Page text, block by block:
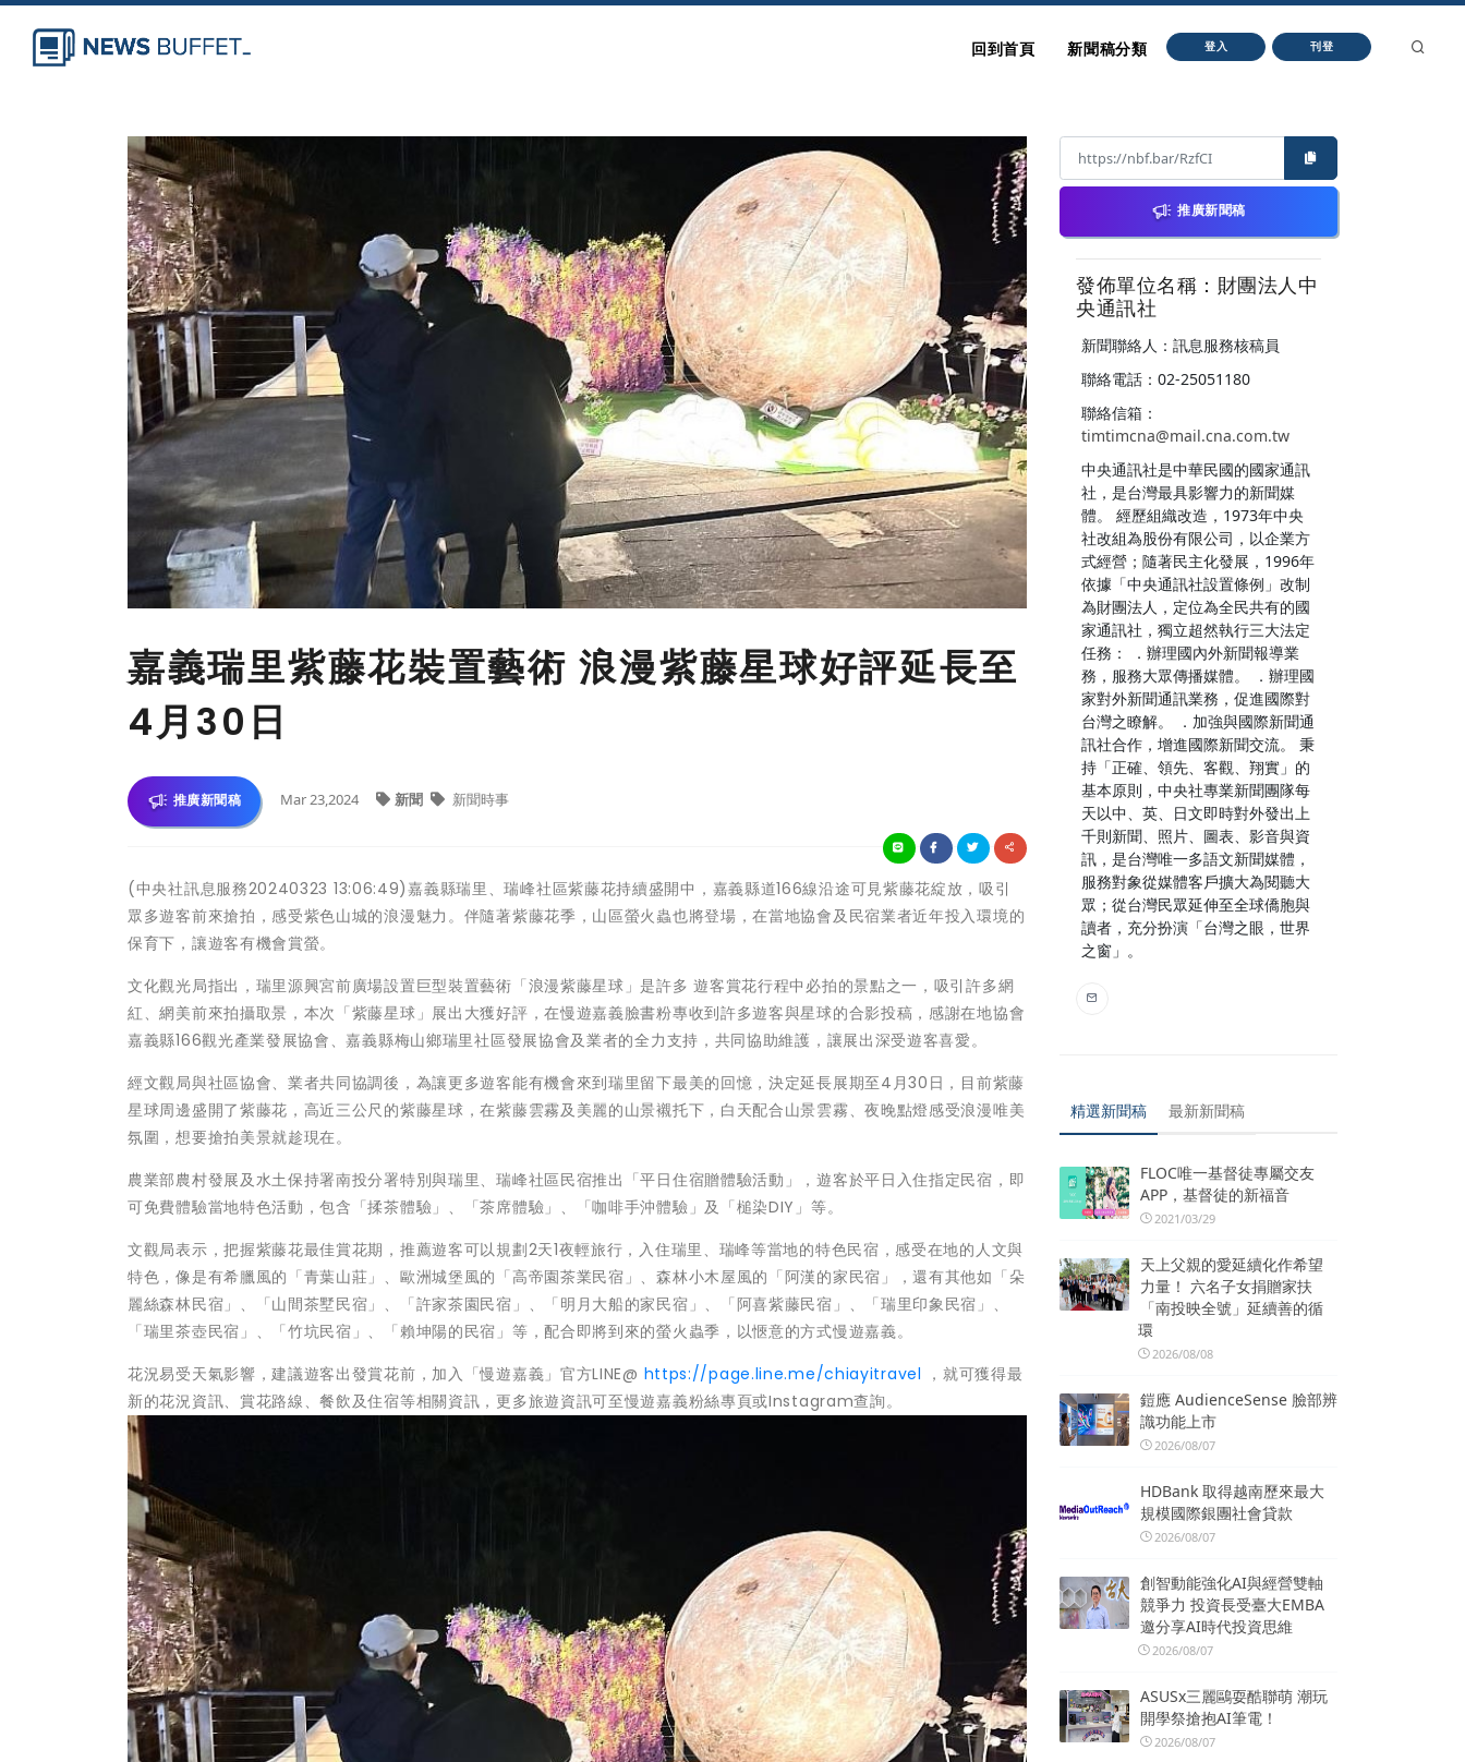
回到首頁 新聞稿分類 登入 刊登
嘉義瑞里紫藤花裝置藝術 浪漫紫藤星球好評延長至
4月30日
推廣新聞稿 Mar 23,2024 新聞 新聞時事
(中央社訊息服務20240323 13:06:49)嘉義縣瑞里、瑞峰社區紫藤花持續盛開中，嘉義縣道166線沿途可見紫藤花綻放，吸引
眾多遊客前來搶拍，感受紫色山城的浪漫魅力。伴隨著紫藤花季，山區螢火蟲也將登場，在當地協會及民宿業者近年投入環境的
保育下，讓遊客有機會賞螢。
文化觀光局指出，瑞里源興宮前廣場設置巨型裝置藝術「浪漫紫藤星球」是許多 遊客賞花行程中必拍的景點之一，吸引許多網
紅、網美前來拍攝取景，本次「紫藤星球」展出大獲好評，在慢遊嘉義臉書粉專收到許多遊客與星球的合影投稿，感謝在地協會
嘉義縣166觀光產業發展協會、嘉義縣梅山鄉瑞里社區發展協會及業者的全力支持，共同協助維護，讓展出深受遊客喜愛。
經文觀局與社區協會、業者共同協調後，為讓更多遊客能有機會來到瑞里留下最美的回憶，決定延長展期至4月30日，目前紫藤
星球周邊盛開了紫藤花，高近三公尺的紫藤星球，在紫藤雲霧及美麗的山景襯托下，白天配合山景雲霧、夜晚點燈感受浪漫唯美
氛圍，想要搶拍美景就趁現在。
農業部農村發展及水土保持署南投分署特別與瑞里、瑞峰社區民宿推出「平日住宿贈體驗活動」，遊客於平日入住指定民宿，即
可免費體驗當地特色活動，包含「揉茶體驗」、「茶席體驗」、「咖啡手沖體驗」及「槌染DIY」等。
文觀局表示，把握紫藤花最佳賞花期，推薦遊客可以規劃2天1夜輕旅行，入住瑞里、瑞峰等當地的特色民宿，感受在地的人文與
特色，像是有希臘風的「青葉山莊」、歐洲城堡風的「高帝園茶業民宿」、森林小木屋風的「阿漢的家民宿」，還有其他如「朵
麗絲森林民宿」、「山間茶墅民宿」、「許家茶園民宿」、「明月大船的家民宿」、「阿喜紫藤民宿」、「瑞里印象民宿」、
「瑞里茶壺民宿」、「竹坑民宿」、「賴坤陽的民宿」等，配合即將到來的螢火蟲季，以愜意的方式慢遊嘉義。
花況易受天氣影響，建議遊客出發賞花前，加入「慢遊嘉義」官方LINE@ https://page.line.me/chiayitravel ，就可獲得最
新的花況資訊、賞花路線、餐飲及住宿等相關資訊，更多旅遊資訊可至慢遊嘉義粉絲專頁或Instagram查詢。
推廣新聞稿
發佈單位名稱：財團法人中
央通訊社
新聞聯絡人：訊息服務核稿員
聯絡電話：02-25051180
聯絡信箱：
timtimcna@mail.cna.com.tw
中央通訊社是中華民國的國家通訊
社，是台灣最具影響力的新聞媒
體。 經歷組織改造，1973年中央
社改組為股份有限公司，以企業方
式經營；隨著民主化發展，1996年
依據「中央通訊社設置條例」改制
為財團法人，定位為全民共有的國
家通訊社，獨立超然執行三大法定
任務： ．辦理國內外新聞報導業
務，服務大眾傳播媒體。 ．辦理國
家對外新聞通訊業務，促進國際對
台灣之瞭解。 ．加強與國際新聞通
訊社合作，增進國際新聞交流。 秉
持「正確、領先、客觀、翔實」的
基本原則，中央社專業新聞團隊每
天以中、英、日文即時對外發出上
千則新聞、照片、圖表、影音與資
訊，是台灣唯一多語文新聞媒體，
服務對象從媒體客戶擴大為閱聽大
眾；從台灣民眾延伸至全球僑胞與
讀者，充分扮演「台灣之眼，世界
之窗」。
精選新聞稿 最新新聞稿
FLOC唯一基督徒專屬交友
APP，基督徒的新福音
2021/03/29
天上父親的愛延續化作希望
力量！ 六名子女捐贈家扶
「南投映全號」延續善的循
環
2026/08/08
鎧應 AudienceSense 臉部辨
識功能上市
2026/08/07
HDBank 取得越南歷來最大
規模國際銀團社會貸款
2026/08/07
創智動能強化AI與經營雙軸
競爭力 投資長受臺大EMBA
邀分享AI時代投資思維
2026/08/07
ASUSx三麗鷗耍酷聯萌 潮玩
開學祭搶抱AI筆電！
2026/08/07